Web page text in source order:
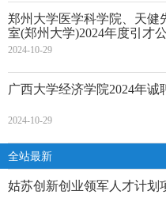
郑州大学医学科学院、天健
室(郑州大学)2024年度引才
2024-10-29
广西大学经济学院2024年诚
2024-10-29
全站最新
姑苏创新创业领军人才计划